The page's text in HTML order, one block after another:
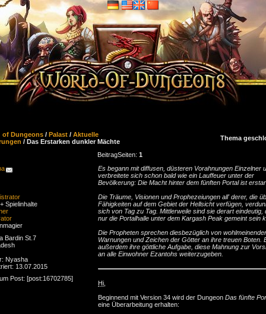
of Dungeons / Palast / Aktuelle
/ Das Erstarken dunkler Mächte Thema
BeitragSeiten: 1
Spielinhalte
Bardin St.7
Nyasha
13.07.2015
Post: [post:16702785]
Es begann mit diffusen, düsteren Vorahnungen Einzelner
verbreitete sich schon bald wie ein Lauffeuer unter der
Bevölkerung: Die Macht hinter dem fünften Portal ist
Die Träume, Visionen und Prophezeiungen all' derer, die
Fähigkeiten auf dem Gebiet der Hellsicht verfügen,
sich von Tag zu Tag. Mittlerweile sind sie derart eindeutig,
nur die Portalhalle unter dem Kargash Peak gemeint sein
Die Propheten sprechen diesbezüglich von
Warnungen und Zeichen der Götter an ihre treuen Boten.
außerdem ihre göttliche Aufgabe, diese Mahnung zur
an alle Einwohner Ezantohs weiterzugeben.
Hi
Beginnend mit Version 34 wird der Dungeon Das fünfte
eine Überarbeitung erhalten: